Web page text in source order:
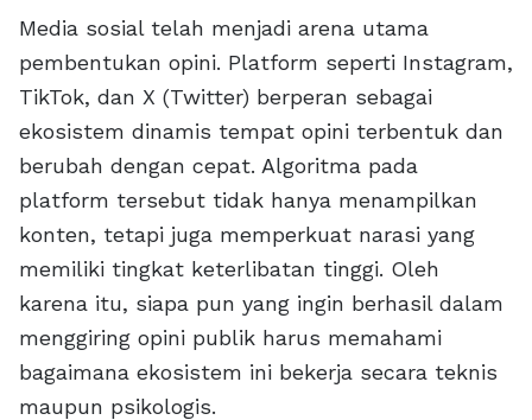
Media sosial telah menjadi arena utama
pembentukan opini. Platform seperti Instagram,
TikTok, dan X (Twitter) berperan sebagai
ekosistem dinamis tempat opini terbentuk dan
berubah dengan cepat. Algoritma pada
platform tersebut tidak hanya menampilkan
konten, tetapi juga memperkuat narasi yang
memiliki tingkat keterlibatan tinggi. Oleh
karena itu, siapa pun yang ingin berhasil dalam
menggiring opini publik harus memahami
bagaimana ekosistem ini bekerja secara teknis
maupun psikologis.